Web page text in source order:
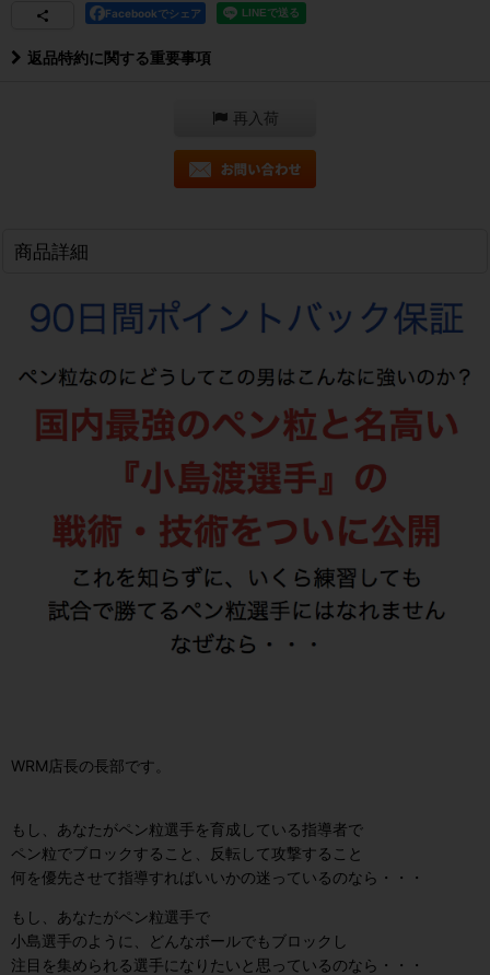
Facebookでシェア
返品特約に関する重要事項
再入荷
商品詳細
WRM店長の長部です。
もし、あなたがペン粒選手を育成している指導者で
ペン粒でブロックすること、反転して攻撃すること
何を優先させて指導すればいいかの迷っているのなら・・・
もし、あなたがペン粒選手で
小島選手のように、どんなボールでもブロックし
注目を集められる選手になりたいと思っているのなら・・・